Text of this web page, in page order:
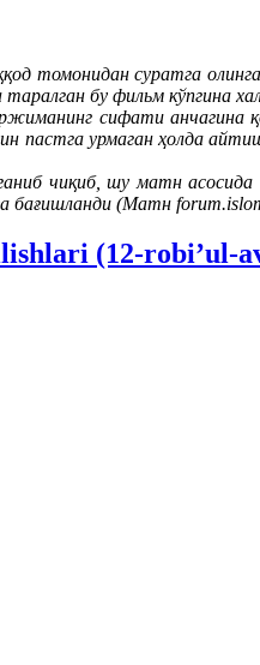
томонидан суратга
таралган бу фильм
сифати анчагина
пастга урмаган ҳолда
чиқиб, шу матн
бағишланди (Матн
(12-robi’ul-